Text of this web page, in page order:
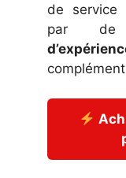
de service
par de